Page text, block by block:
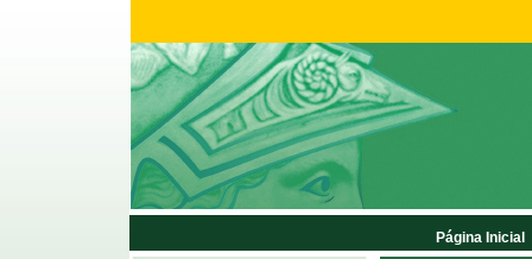
Página Inicial